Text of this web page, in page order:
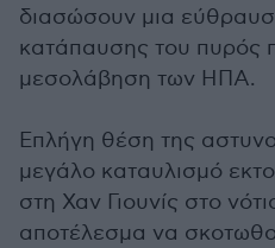
διασώσουν μια
κατάπαυσης του πυρός
μεσολάβηση των ΗΠΑ.
Επλήγη θέση της
μεγάλο καταυλισμό
στη Χαν Γιουνίς στο
αποτέλεσμα να